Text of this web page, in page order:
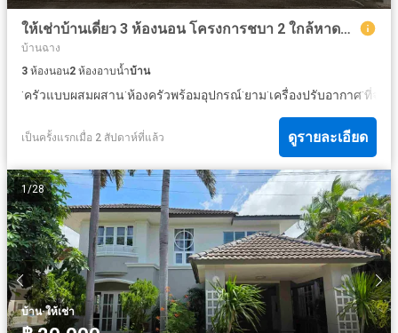
ให้เช่าบ้านเดี่ยว 3 ห้องนอน โครงการชบา 2 ใกล้หาดพยูน เพียง 10,000 บาท/เดือน
บ้านฉาง
3 ห้องนอน2 ห้องอาบน้ำบ้าน
·ครัวแบบผสมผสาน·ห้องครัวพร้อมอุปกรณ์·ยาม·เครื่องปรับอากาศ·ที่จอด
เป็นครั้งแรกเมื่อ 2 สัปดาห์ที่แล้ว ดูรายละเอียด
1/28
บ้าน·ให้เช่า